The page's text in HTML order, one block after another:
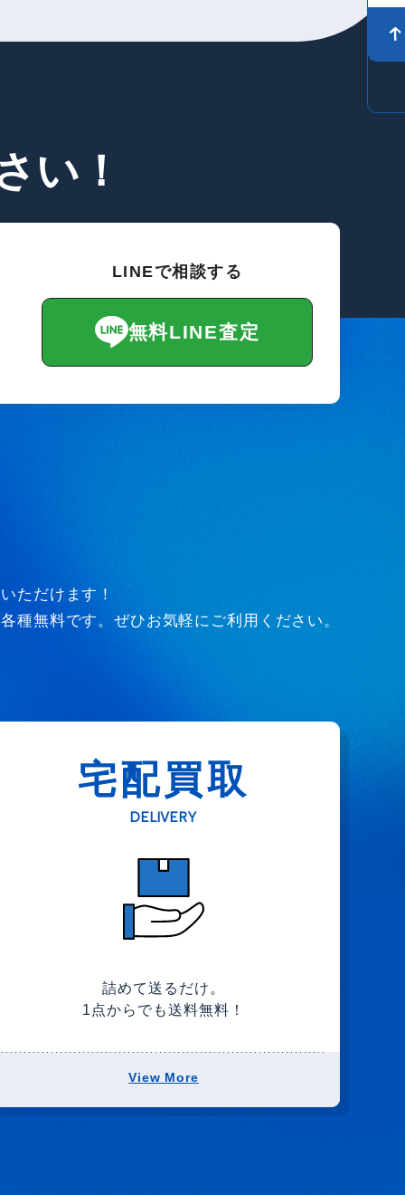
い！
LINEで相談する
無料LINE査定
ただけます！
種無料です。ぜひお気軽にご利用ください。
宅配買取
DELIVERY
詰めて送るだけ。
1点からでも送料無料！
View More